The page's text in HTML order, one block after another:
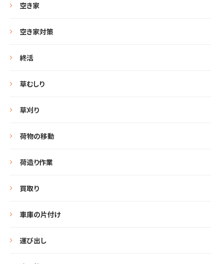
空き家
空き家対策
終活
草むしり
草刈り
荷物の移動
荷造り作業
買取り
車庫の片付け
運び出し